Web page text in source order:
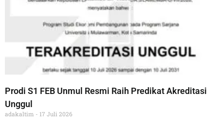
Prodi S1 FEB Unmul Resmi Raih Predikat Akreditasi
Unggul
adakaltim 17 Juli 2026